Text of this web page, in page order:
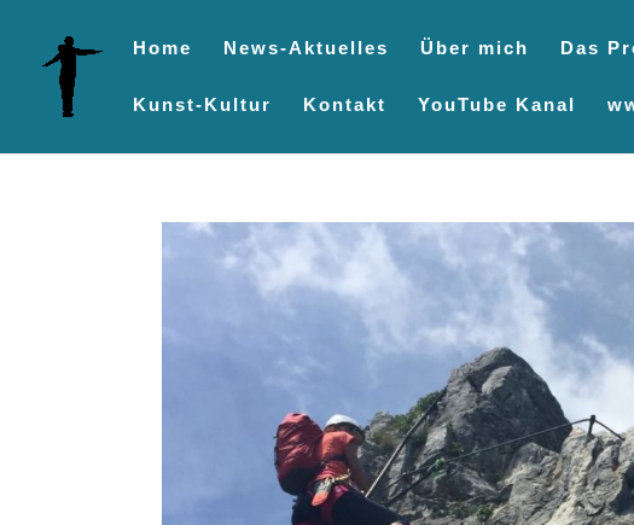
Home News-Aktuelles Über mich Das
Kunst-Kultur Kontakt YouTube Kanal